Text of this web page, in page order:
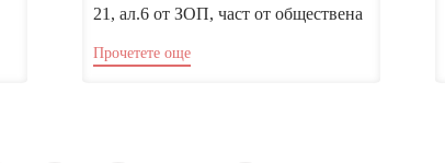
21, ал.6 от ЗОП, част от обществена
Прочетете още